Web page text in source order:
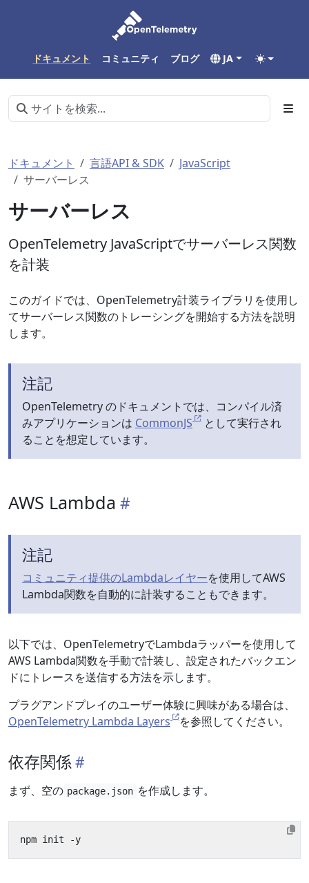
ドキュメント コミュニティ ブログ JA
ドキュメント 言語API & SDK
JavaScript
サーバーレス
サーバーレス
OpenTelemetry JavaScriptでサーバーレス関数
を計装
このガイドでは、OpenTelemetry計装ライブラリを使用し
てサーバーレス関数のトレーシングを開始する方法を説明
します。
注記
OpenTelemetry のドキュメントでは、コンパイル済
みアプリケーションは CommonJS
として実行され
ることを想定しています。
AWS Lambda
注記
コミュニティ提供のLambdaレイヤーを使用してAWS
Lambda関数を自動的に計装することもできます。
以下では、OpenTelemetryでLambdaラッパーを使用して
AWS Lambda関数を手動で計装し、設定されたバックエン
ドにトレースを送信する方法を示します。
プラグアンドプレイのユーザー体験に興味がある場合は、
OpenTelemetry Lambda Layers
を参照してください。
依存関係
まず、空の package.json を作成します。